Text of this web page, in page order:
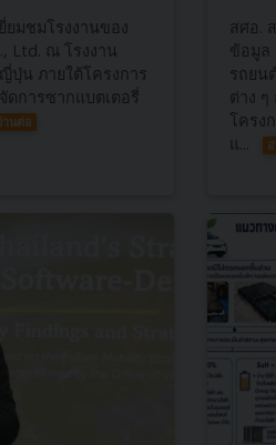
ยมชมโรงงานของ
Ltd. ณ โรงงาน
ปุ่น ภายใต้โครงการ
ดการซากแบตเตอรี่
านต่อ
สศอ.
ข้อมูล
รถยน
ต่าง
โครง
แ...